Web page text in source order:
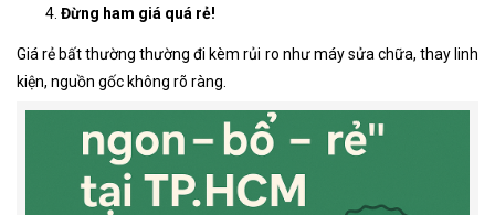
Đừng ham giá quá rẻ!
Giá rẻ bất thường thường đi kèm rủi ro như máy sửa chữa, thay linh
kiện, nguồn gốc không rõ ràng.